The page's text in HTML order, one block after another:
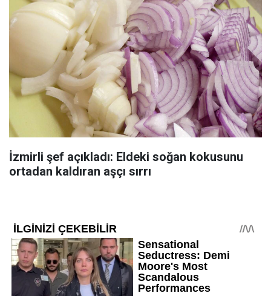
İzmirli şef açıkladı: Eldeki soğan kokusunu
ortadan kaldıran aşçı sırrı